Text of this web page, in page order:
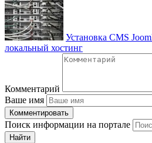
Установка CMS
локальный хостинг
Комментарий
Ваше имя
Комментировать
Поиск информации на портале
Найти